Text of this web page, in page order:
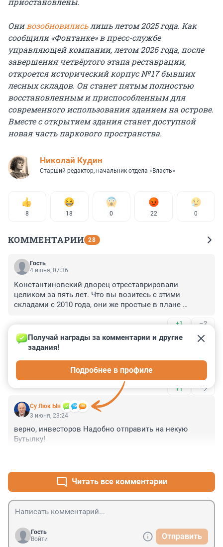
Они возобновилисьлишь летом 2025 года. Как
сообщили «Фонтанке» в пресс-службе
управляющей компании, летом 2026 года, после
завершения четвёртого этапа реставрации,
откроется исторический корпус № 17 бывших
лесных складов. Он станет пятым полностью
восстановленным и приспособленным для
современного использования зданием на острове.
Вместе с открытием здания станет доступной
новая часть паркового пространства.
Николай Кудин
Старший редактор, начальник отдела «Власть»
8 18 0 22 0
КОММЕНТАРИИ 28
Гость
4 июня, 07:36
Константиновский дворец отреставрировали
целиком за пять лет. Что вы возитесь с этими
складами с 2010 года, они же простые в плане
+1 –2
Гость
4 июня, 01:32
Давайте ещё свиной и птичий грипп вспоминать -
старые песни о главном. Доколе?
+1 –2
Су Люк Ын
Получай награды за комментарии и другие
задания!
Подробнее в профиле
3 июня, 23:24
верно, инвесторов Надобно отправить на некую
Бутылку!
Читать все комментарии
Гость
Войти
Отправить